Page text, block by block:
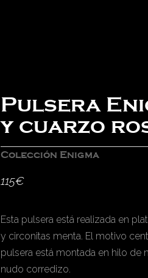
Pulsera
y cuarzo
Colección Enigma
115€
Esta pulsera está realizada en
y circonitas menta. El motivo
pulsera está montada en hilo de
nudo corredizo.